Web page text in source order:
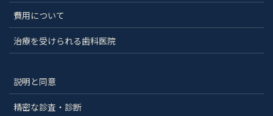
費用について
治療を受けられる歯科医院
説明と同意
精密な診査・診断